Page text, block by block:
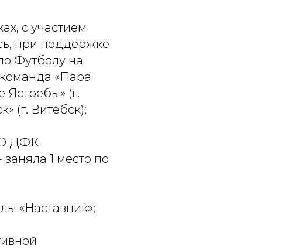
с участием
при поддержке
Футболу на
«Пара
Ястребы» (г.
(г. Витебск);
ДФК
1 место по
«Наставник»;